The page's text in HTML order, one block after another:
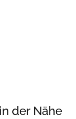
der Nähe